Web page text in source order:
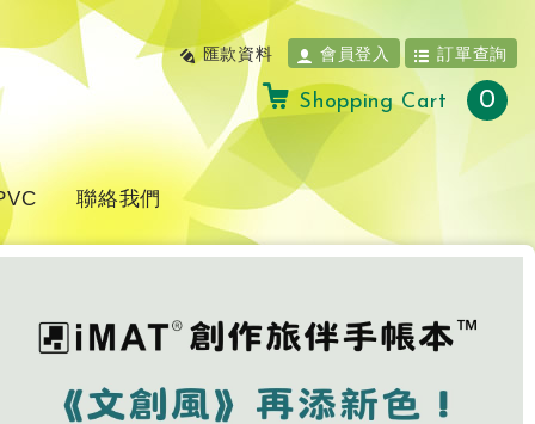
匯款資料 會員登入 訂單查詢
Shopping Cart 0
聯絡我們